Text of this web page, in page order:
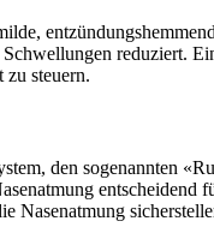
reduziert.
steuern.
den sogenannten
Nasenatmung